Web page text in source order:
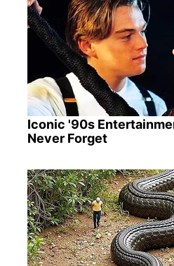
Iconic '90s
Never Forget